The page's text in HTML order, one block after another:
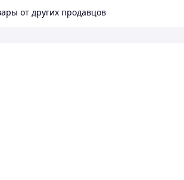
от других продавцов